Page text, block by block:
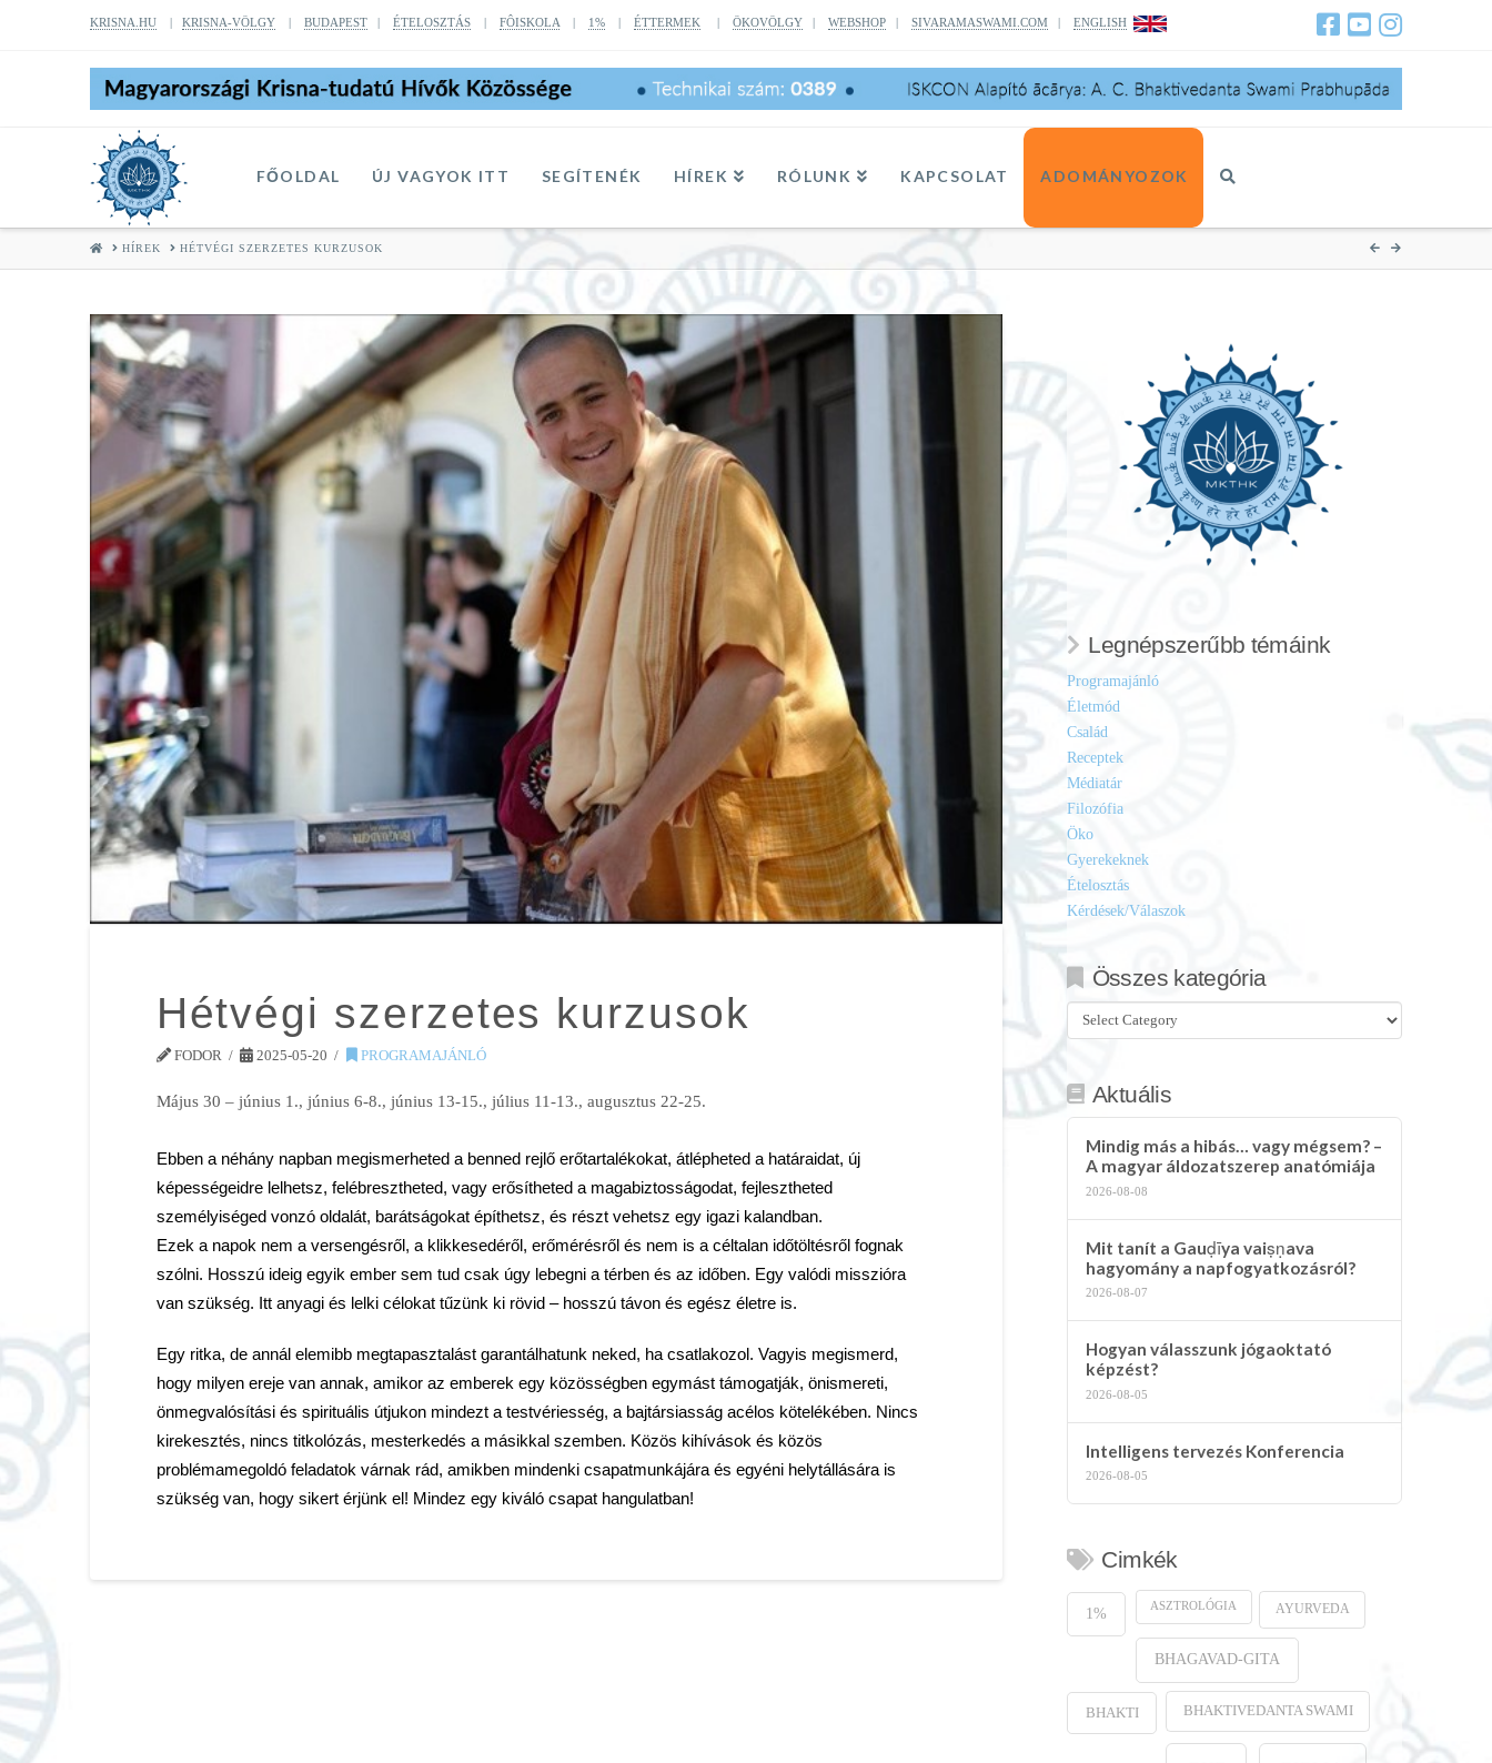
KRISNA.HU| KRISNA-VÖLGY| BUDAPEST| ÉTELOSZTÁS| FÔISKOLA| 1%| ÉTTERMEK | ÖKOVÖLGY| WEBSHOP| SIVARAMASWAMI.COM| ENGLISH
FŐOLDAL ÚJ VAGYOK ITT SEGÍTENÉK HÍREK RÓLUNK KAPCSOLAT ADOMÁNYOZOK
HOMEHÍREK HÉTVÉGI SZERZETES KURZUSOK
Hétvégi szerzetes kurzusok
FODOR 2025-05-20 PROGRAMAJÁNLÓ
Május 30 – június 1., június 6-8., június 13-15., július 11-13., augusztus 22-25.
Ebben a néhány napban megismerheted a benned rejlő erőtartalékokat, átlépheted a határaidat, új
képességeidre lelhetsz, felébresztheted, vagy erősítheted a magabiztosságodat, fejlesztheted
személyiséged vonzó oldalát, barátságokat építhetsz, és részt vehetsz egy igazi kalandban.
Ezek a napok nem a versengésről, a klikkesedéről, erőmérésről és nem is a céltalan időtöltésről fognak
szólni. Hosszú ideig egyik ember sem tud csak úgy lebegni a térben és az időben. Egy valódi misszióra
van szükség. Itt anyagi és lelki célokat tűzünk ki rövid – hosszú távon és egész életre is.
Egy ritka, de annál elemibb megtapasztalást garantálhatunk neked, ha csatlakozol. Vagyis megismerd,
hogy milyen ereje van annak, amikor az emberek egy közösségben egymást támogatják, önismereti,
önmegvalósítási és spirituális útjukon mindezt a testvériesség, a bajtársiasság acélos kötelékében. Nincs
kirekesztés, nincs titkolózás, mesterkedés a másikkal szemben. Közös kihívások és közös
problémamegoldó feladatok várnak rád, amikben mindenki csapatmunkájára és egyéni helytállására is
szükség van, hogy sikert érjünk el! Mindez egy kiváló csapat hangulatban!
Legnépszerűbb témáink
Programajánló
Életmód
Család
Receptek
Médiatár
Filozófia
Öko
Gyerekeknek
Ételosztás
Kérdések/Válaszok
Összes kategória
Összes
kategória
Aktuális
Mindig más a hibás… vagy mégsem? –
A magyar áldozatszerep anatómiája
2026-08-08
Mit tanít a Gauḍīya vaiṣṇava
hagyomány a napfogyatkozásról?
2026-08-07
Hogyan válasszunk jógaoktató
képzést?
2026-08-05
Intelligens tervezés Konferencia
2026-08-05
Cimkék
1% ASZTROLÓGIA AYURVEDA
BHAGAVAD-GITA
BHAKTI BHAKTIVEDANTA SWAMI